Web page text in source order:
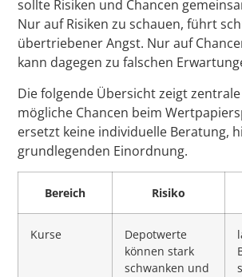
sollte Risiken und Chancen
Nur auf Risiken zu schauen, führt
übertriebener Angst. Nur auf
kann dagegen zu falschen
Die folgende Übersicht zeigt
mögliche Chancen beim
ersetzt keine individuelle Beratung,
grundlegenden Einordnung.
Bereich Risiko
Kurse
Depotwerte
können stark
schwanken und